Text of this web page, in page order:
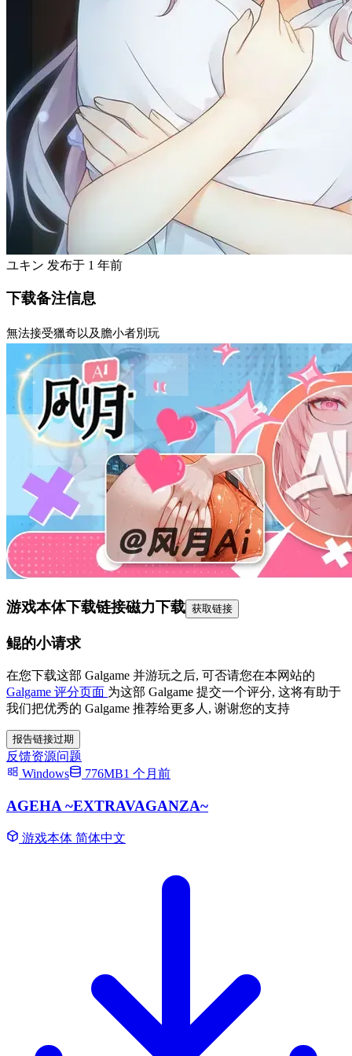
ユキン 发布于 1 年前
下载备注信息
無法接受獵奇以及膽小者別玩
游戏本体下载链接磁力下载 获取链接
鲲的小请求
在您下载这部 Galgame 并游玩之后, 可否请您在本网站的
Galgame 评分页面 为这部 Galgame 提交一个评分, 这将有助于
我们把优秀的 Galgame 推荐给更多人, 谢谢您的支持
报告链接过期
反馈资源问题
Windows
776MB1 个月前
AGEHA ~EXTRAVAGANZA~
游戏本体 简体中文